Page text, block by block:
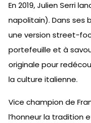
En 2019, Julien Serri
napolitain). Dans ses
une version street-
portefeuille et à
originale pour
la culture italienne.
Vice champion de
l’honneur la tradition